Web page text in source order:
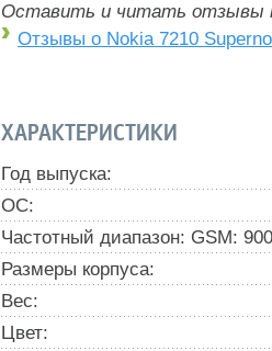
Оставить и читать отзывы
Отзывы о Nokia 7210
ХАРАКТЕРИСТИКИ
Год выпуска:
ОС:
Частотный диапазон: GSM:
Размеры корпуса:
Вес:
Цвет: